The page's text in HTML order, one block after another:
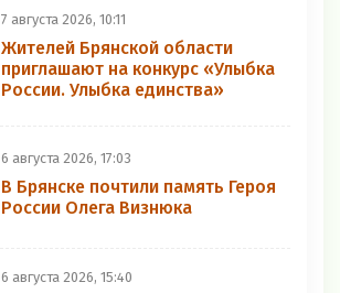
7 августа 2026, 10:11
Жителей Брянской области
приглашают на конкурс «Улыбка
России. Улыбка единства»
6 августа 2026, 17:03
В Брянске почтили память Героя
России Олега Визнюка
6 августа 2026, 15:40